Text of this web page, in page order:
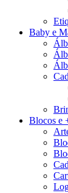
Baby e
Blocos e